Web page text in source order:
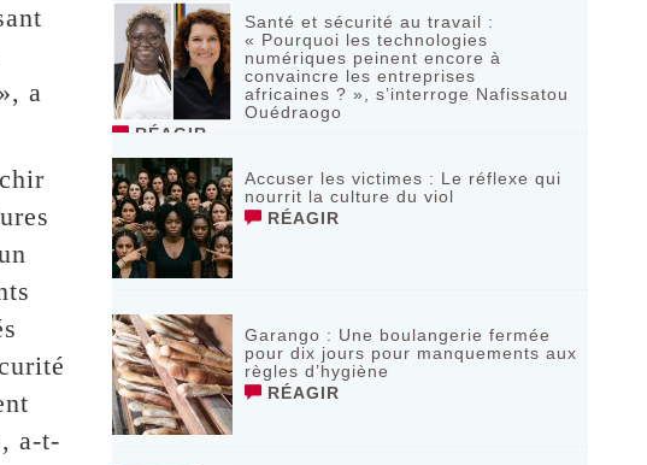
a
a-t-
Santé et sécurité au travail :
« Pourquoi les technologies
numériques peinent encore à
convaincre les entreprises
africaines ? », s’interroge Nafissatou
Ouédraogo
RÉAGIR
Accuser les victimes : Le réflexe qui
nourrit la culture du viol
RÉAGIR
Garango : Une boulangerie fermée
pour dix jours pour manquements aux
règles d’hygiène
RÉAGIR